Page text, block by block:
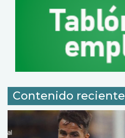
Contenido reciente